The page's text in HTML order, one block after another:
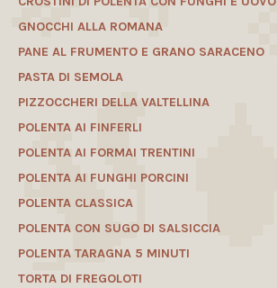
GNOCCHI ALLA ROMANA
PANE AL FRUMENTO E GRANO SARACENO
PASTA DI SEMOLA
PIZZOCCHERI DELLA VALTELLINA
POLENTA AI FINFERLI
POLENTA AI FORMAI TRENTINI
POLENTA AI FUNGHI PORCINI
POLENTA CLASSICA
POLENTA CON SUGO DI SALSICCIA
POLENTA TARAGNA 5 MINUTI
TORTA DI FREGOLOTI